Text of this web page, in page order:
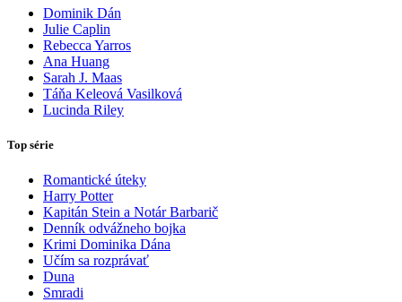
Dominik Dán
Julie Caplin
Rebecca Yarros
Ana Huang
Sarah J. Maas
Táňa Keleová Vasilková
Lucinda Riley
Top série
Romantické úteky
Harry Potter
Kapitán Stein a Notár Barbarič
Denník odvážneho bojka
Krimi Dominika Dána
Učím sa rozprávať
Duna
Smradi